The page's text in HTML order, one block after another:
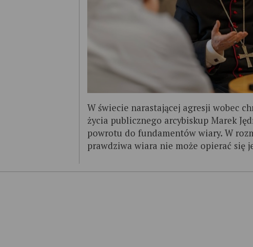
W świecie narastającej agresji wobec
życia publicznego arcybiskup Marek
powrotu do fundamentów wiary. W
prawdziwa wiara nie może opierać się